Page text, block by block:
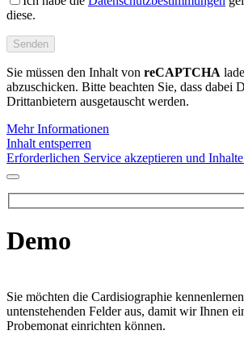
diese.
Sie müssen den Inhalt von reCAPTCHA
abzuschicken. Bitte beachten Sie, dass dabei
Drittanbietern ausgetauscht werden.
Mehr Informationen
Inhalt entsperren
Erforderlichen Service akzeptieren und Inhalte
Demo
Sie möchten die Cardisiographie
untenstehenden Felder aus, damit wir Ihnen
Probemonat einrichten können.